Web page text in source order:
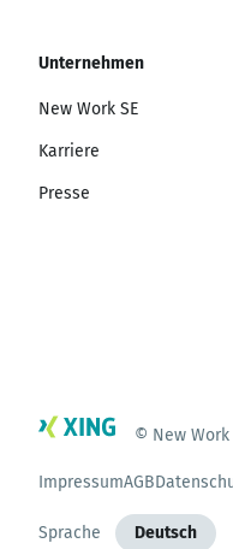
Unternehmen
New Work SE
Karriere
Presse
© New
ImpressumAGB
Sprache Deutsch